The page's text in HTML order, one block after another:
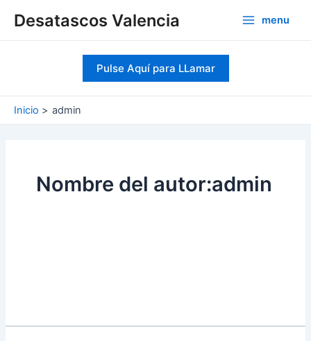
Desatascos Valencia menu
Pulse Aquí para LLamar
Inicio admin
Nombre del autor:admin